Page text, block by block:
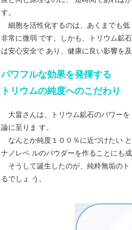
す。
細胞を活性化するのは、あくまでも低
非常に微弱 です。しかも、トリウム鉱
は安心安全で あり、健康に良い影響を
パワフルな効果を発揮する
トリウムの純度へのこだわり
大畠さんは、トリウム鉱石のパワーを
論に至りま す。
なんとか純度１００％に近づけたい
ナノレベ ルのパウダーを作ることにも
そうして誕生したのが、純粋無垢のト
るでしょ う。